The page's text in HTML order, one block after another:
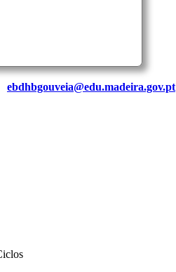
ebdhbgouveia@edu.madeira.gov.pt